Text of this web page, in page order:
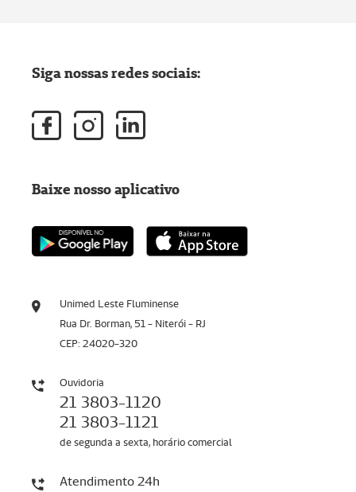
Unimed Leste Fluminense
Rua Dr. Borman, 51 - Niterói - RJ
CEP: 24020-320
Ouvidoria
21 3803-1120
21 3803-1121
de segunda a sexta, horário comercial
Atendimento 24h
Siga nossas redes sociais:
Baixe nosso aplicativo